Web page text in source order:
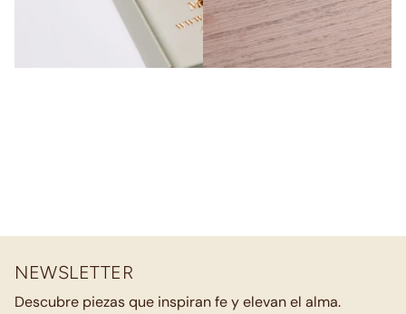
NEWSLETTER
Descubre piezas que inspiran fe y elevan el alma.